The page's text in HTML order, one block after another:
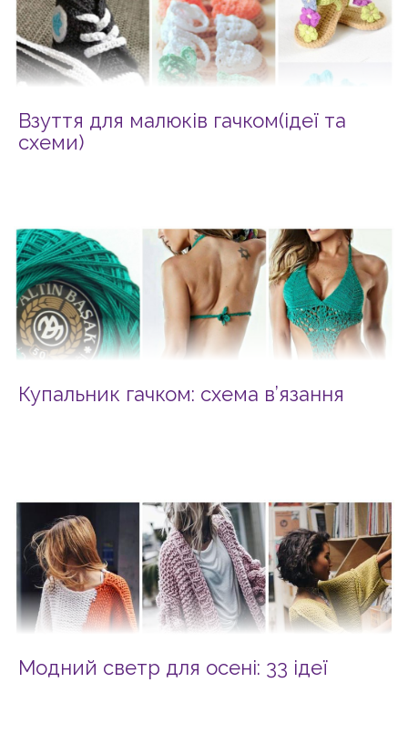
Взуття для малюків гачком(ідеї та
схеми)
Купальник гачком: схема в’язання
Модний светр для осені: 33 ідеї